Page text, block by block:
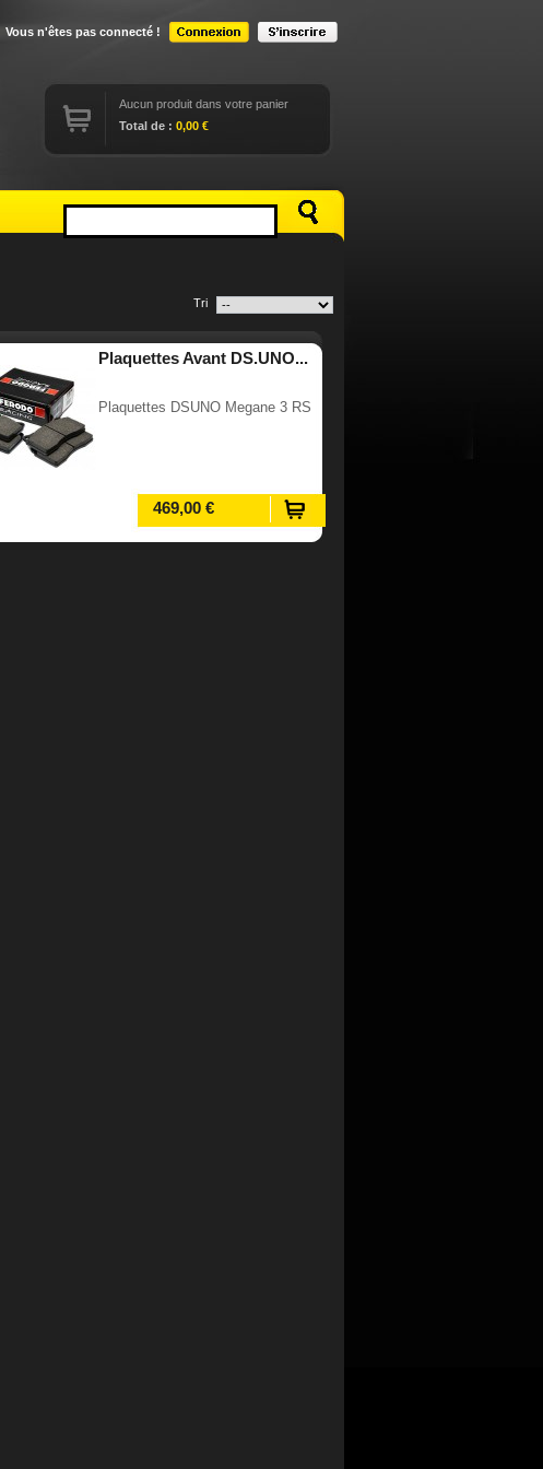
Vous n'êtes pas connecté !
Aucun produit dans votre panier
Total de : 0,00 €
Tri
Plaquettes Avant DS.UNO...
Plaquettes DSUNO Megane 3 RS
469,00 €